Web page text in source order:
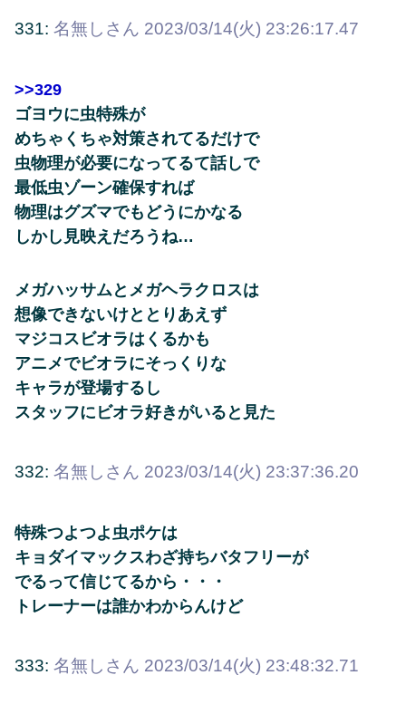
331: 名無しさん 2023/03/14(火) 23:26:17.47
>>329
ゴヨウに虫特殊が
めちゃくちゃ対策されてるだけで
虫物理が必要になってるて話しで
最低虫ゾーン確保すれば
物理はグズマでもどうにかなる
しかし見映えだろうね…
メガハッサムとメガヘラクロスは
想像できないけととりあえず
マジコスビオラはくるかも
アニメでビオラにそっくりな
キャラが登場するし
スタッフにビオラ好きがいると見た
332: 名無しさん 2023/03/14(火) 23:37:36.20
特殊つよつよ虫ポケは
キョダイマックスわざ持ちバタフリーが
でるって信じてるから・・・
トレーナーは誰かわからんけど
333: 名無しさん 2023/03/14(火) 23:48:32.71